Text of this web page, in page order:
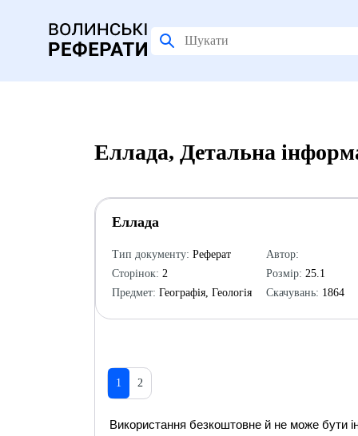
Еллада, Детальна
Еллада
Тип документу: Реферат
Сторінок: 2
Предмет: Географія, Геологія
Автор:
Розмір: 25.1
Скачувань: 1864
1 2
Використання безкоштовне й не може бути